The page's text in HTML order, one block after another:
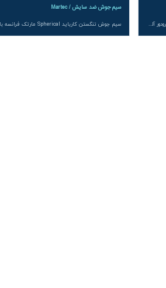
سیم جوش سختکاری ضد سایش Corodur 55 MO کرودور آلمان با سختی ‎۵۷ تا ‎۶۰ HRC و پایداری حرارتی تا ‎۴۵۰ °C برای سایش معدنی شدید طراحی شده است؛ مناسب فرآیند Open-Arc یا با گاز محافظ، قابل سفارش در قطرهای ‎۱٫۲ تا ‎۲٫۸ میلی متر و فرم های قرقره و درام؛ ایده آل برای غلطک ها، لاینرها، شوت ها، مارپیچ ها و تیغه های میکسر؛ مشاوره و فروش توسط توان پایش ماد.
سیم جوش ضد سایش / Martec